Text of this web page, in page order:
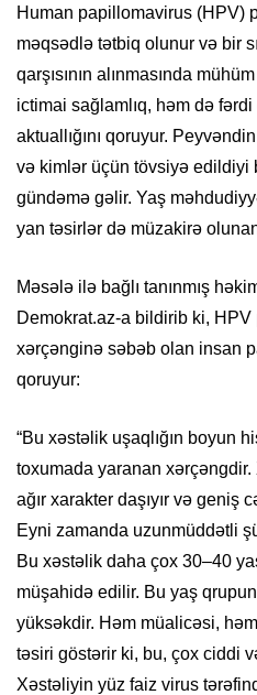
Human papillomavirus (HPV)
məqsədlə tətbiq olunur və bir
qarşısının alınmasında
ictimai sağlamlıq, həm də fərdi
aktuallığını qoruyur.
və kimlər üçün tövsiyə edildiyi
gündəmə gəlir. Yaş
yan təsirlər də müzakirə
Məsələ ilə bağlı tanınmış
Demokrat.az-a bildirib ki, HPV
xərçənginə səbəb olan insan
qoruyur:
“Bu xəstəlik uşaqlığın boyun
toxumada yaranan
ağır xarakter daşıyır və geniş
Eyni zamanda uzunmüddətli
Bu xəstəlik daha çox 30–40
müşahidə edilir. Bu yaş
yüksəkdir. Həm müalicəsi,
təsiri göstərir ki, bu, çox ciddi
Xəstəliyin yüz faiz virus